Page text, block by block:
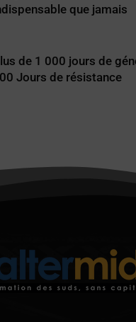
que jamais
de 1 000 jours de
Jours de résistance